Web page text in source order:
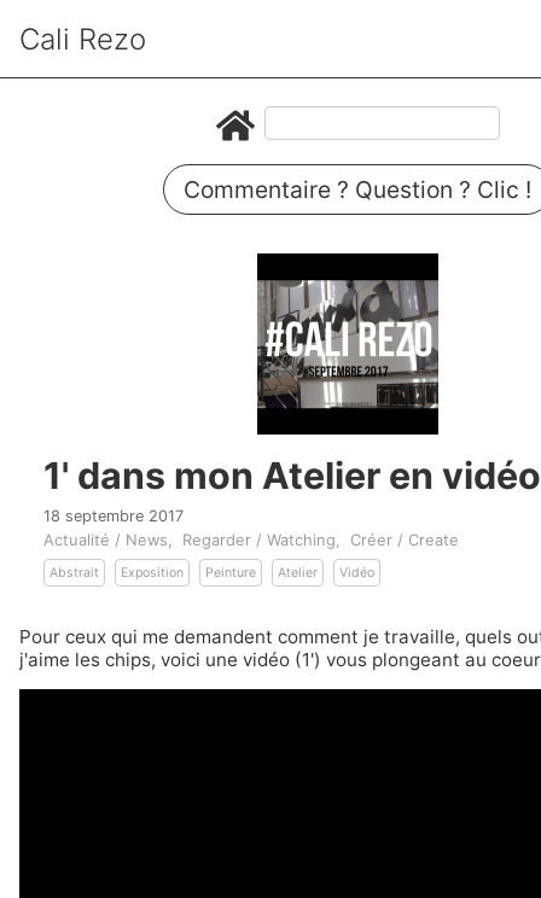
Cali Rezo
Commentaire ? Question ? Clic !
1' dans mon Atelier en
18 septembre 2017
Actualité / News Regarder / Watching Créer / Create
Abstrait Exposition Peinture Atelier Vidéo
Pour ceux qui me demandent comment je travaille, quels
j'aime les chips, voici une vidéo (1') vous plongeant au